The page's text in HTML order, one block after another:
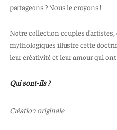
partageons ? Nous le croyons !
Notre collection couples
mythologiques illustre cette
leur créativité et leur amour qui ont
Qui sont-ils ?
Création originale